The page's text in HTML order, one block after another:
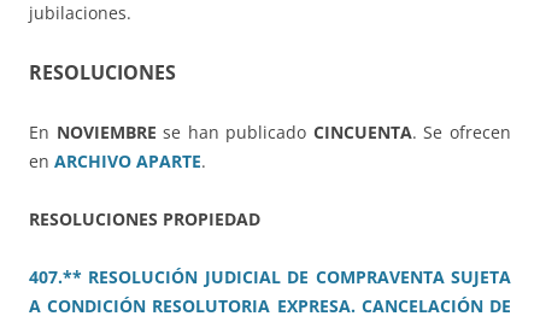
jubilaciones.
RESOLUCIONES
En NOVIEMBREse han publicado CINCUENTA. Se ofrecen
en ARCHIVO APARTE.
RESOLUCIONES PROPIEDAD
407.** RESOLUCIÓN JUDICIAL DE COMPRAVENTA SUJETA
A CONDICIÓN RESOLUTORIA EXPRESA. CANCELACIÓN DE